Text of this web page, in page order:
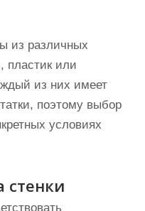
из различных
пластик или
из них имеет
поэтому выбор
условиях